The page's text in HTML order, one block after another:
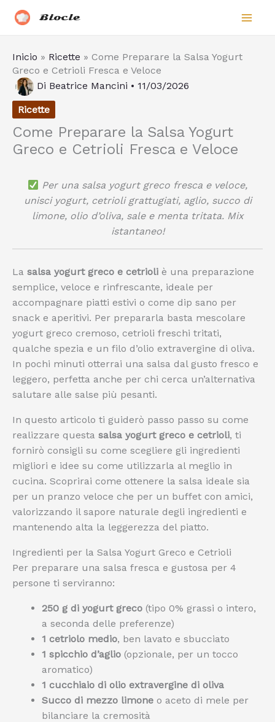
Biocle
Inicio » Ricette » Come Preparare la Salsa Yogurt
Greco e Cetrioli Fresca e Veloce
Di Beatrice Mancini • 11/03/2026
Ricette
Come Preparare la Salsa Yogurt
Greco e Cetrioli Fresca e Veloce
Per una salsa yogurt greco fresca e veloce,
unisci yogurt, cetrioli grattugiati, aglio, succo di
limone, olio d’oliva, sale e menta tritata. Mix
istantaneo!
La salsa yogurt greco e cetrioli è una preparazione
semplice, veloce e rinfrescante, ideale per
accompagnare piatti estivi o come dip sano per
snack e aperitivi. Per prepararla basta mescolare
yogurt greco cremoso, cetrioli freschi tritati,
qualche spezia e un filo d’olio extravergine di oliva.
In pochi minuti otterrai una salsa dal gusto fresco e
leggero, perfetta anche per chi cerca un’alternativa
salutare alle salse più pesanti.
In questo articolo ti guiderò passo passo su come
realizzare questa salsa yogurt greco e cetrioli, ti
fornirò consigli su come scegliere gli ingredienti
migliori e idee su come utilizzarla al meglio in
cucina. Scoprirai come ottenere la salsa ideale sia
per un pranzo veloce che per un buffet con amici,
valorizzando il sapore naturale degli ingredienti e
mantenendo alta la leggerezza del piatto.
Ingredienti per la Salsa Yogurt Greco e Cetrioli
Per preparare una salsa fresca e gustosa per 4
persone ti serviranno:
250 g di yogurt greco (tipo 0% grassi o intero,
a seconda delle preferenze)
1 cetriolo medio, ben lavato e sbucciato
1 spicchio d’aglio (opzionale, per un tocco
aromatico)
1 cucchiaio di olio extravergine di oliva
Succo di mezzo limone o aceto di mele per
bilanciare la cremosità